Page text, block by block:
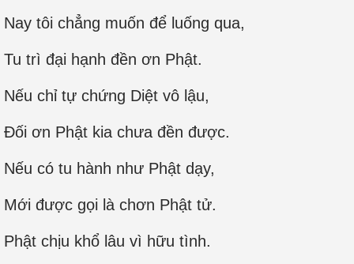
Nay tôi chẳng muốn để luống qua,
Tu trì đại hạnh đền ơn Phật.
Nếu chỉ tự chứng Diệt vô lậu,
Đối ơn Phật kia chưa đền được.
Nếu có tu hành như Phật dạy,
Mới được gọi là chơn Phật tử.
Phật chịu khổ lâu vì hữu tình.